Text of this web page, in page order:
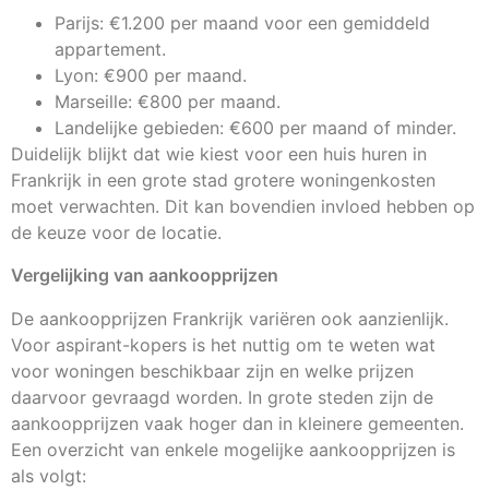
Parijs: €1.200 per maand voor een gemiddeld
appartement.
Lyon: €900 per maand.
Marseille: €800 per maand.
Landelijke gebieden: €600 per maand of minder.
Duidelijk blijkt dat wie kiest voor een huis huren in
Frankrijk in een grote stad grotere woningenkosten
moet verwachten. Dit kan bovendien invloed hebben op
de keuze voor de locatie.
Vergelijking van aankoopprijzen
De aankoopprijzen Frankrijk variëren ook aanzienlijk.
Voor aspirant-kopers is het nuttig om te weten wat
voor woningen beschikbaar zijn en welke prijzen
daarvoor gevraagd worden. In grote steden zijn de
aankoopprijzen vaak hoger dan in kleinere gemeenten.
Een overzicht van enkele mogelijke aankoopprijzen is
als volgt: